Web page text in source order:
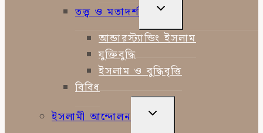
তত্ত্ব ও মতাদর্শ
TOGGLE
MENU
আন্ডারস্ট্যান্ডিং ইসলাম
যুক্তিবুদ্ধি
ইসলাম ও বুদ্ধিবৃত্তি
বিবিধ
ইসলামী আন্দোলন
TOGGLE